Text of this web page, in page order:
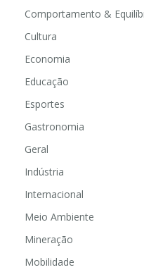
Comportamento &
Cultura
Economia
Educação
Esportes
Gastronomia
Geral
Indústria
Internacional
Meio Ambiente
Mineração
Mobilidade